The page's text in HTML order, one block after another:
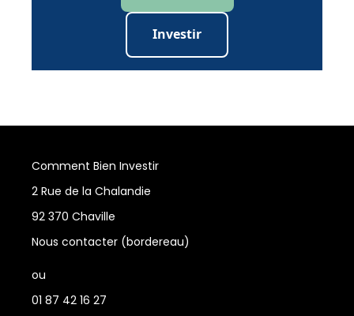
Investir
Comment Bien Investir
2 Rue de la Chalandie
92 370 Chaville
Nous contacter (bordereau)
ou
01 87 42 16 27